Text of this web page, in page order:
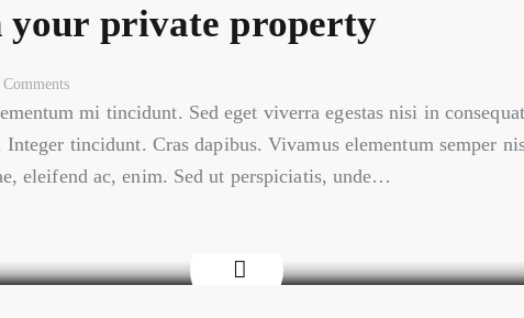
your private property
Comments
mi tincidunt. Sed eget viverra egestas nisi in
tincidunt. Cras dapibus. Vivamus elementum semper
eleifend ac, enim. Sed ut perspiciatis, unde…